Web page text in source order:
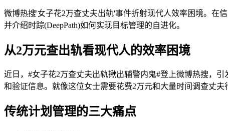
微博热搜'女子花2万查丈夫出轨'事件折射现代人效率困境。在
并介绍时踪(DeepPath)如何实现目标管理的自进化。
从2万元查出轨看现代人的效率困境
近日，#女子花2万查丈夫出轨揪出辅警内鬼#登上微博热搜，
和验证信息。就像这位女士需要花费2万元和大量时间调查丈
传统计划管理的三大痛点